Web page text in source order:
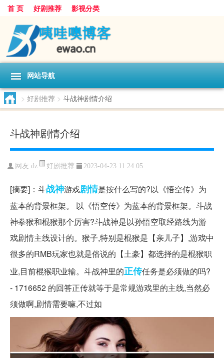
首 页 好剧推荐 影视分类
网站导航
> 好剧推荐 > 斗战神剧情介绍
斗战神剧情介绍
网友:dz 好剧推荐 2023-04-23 11:24:05
[摘要]：斗战神游戏剧情是按什么写的?以《悟空传》为
蓝本的背景框架。 以《悟空传》为蓝本的背景框架。斗战
神拳猴和棍猴那个厉害?斗战神是以孙悟空取经路线为游
戏剧情主线设计的。猴子,特别是棍猴是【亲儿子】,游戏中
很多的RMB玩家也就是俗说的【土豪】都选择的是棍猴职
业,目前棍猴职业输。斗战神里的正传任务是必须做的吗?
- 1716652 的回答正传就等于是常规游戏里的主线,当然必
须做啊,剧情需要嘛,不过如